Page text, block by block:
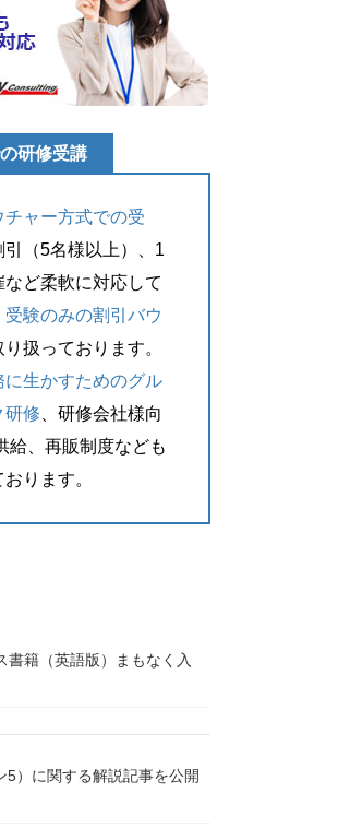
研修受講
チャー方式での受
引（5名様以上）、1
ど柔軟に対応して
受験のみの割引バウ
り扱っております。
に生かすためのグル
研修 、研修会社様向
給、再販制度なども
ります。
書籍（英語版）まもなく入
5）に関する解説記事を公開